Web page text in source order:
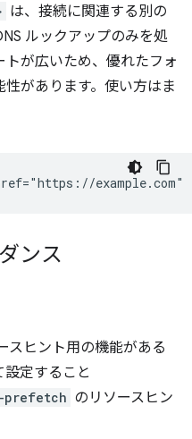
は、接続に関連する別の
ルックアップのみを処
が広いため、優れたフォ
があります。使い方はま
ンス
スヒント用の機能がある
定すること
prefetch のリソースヒン